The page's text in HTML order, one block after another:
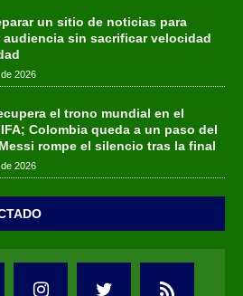
un sitio de noticias para
audiencia sin sacrificar velocidad
2026
el trono mundial en el
Colombia queda a un paso del
rompe el silencio tras la final
2026